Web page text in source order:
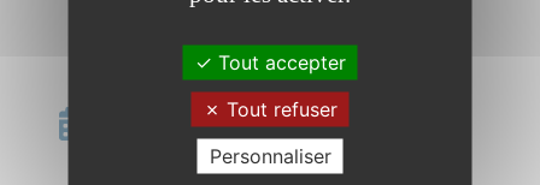
Calendrier
janvier 2020
Tout accepter
Tout refuser
Personnaliser